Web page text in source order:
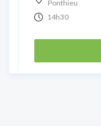
Ponthieu
14h30